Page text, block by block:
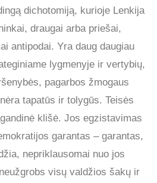
dichotomiją, kurioje Lenkija
draugai arba priešai,
antipodai. Yra daug daugiau
lygmenyje ir vertybių,
pagarbos žmogaus
tapatūs ir tolygūs. Teisės
klišė. Jos egzistavimas
garantas – garantas,
nepriklausomai nuo jos
visų valdžios šakų ir